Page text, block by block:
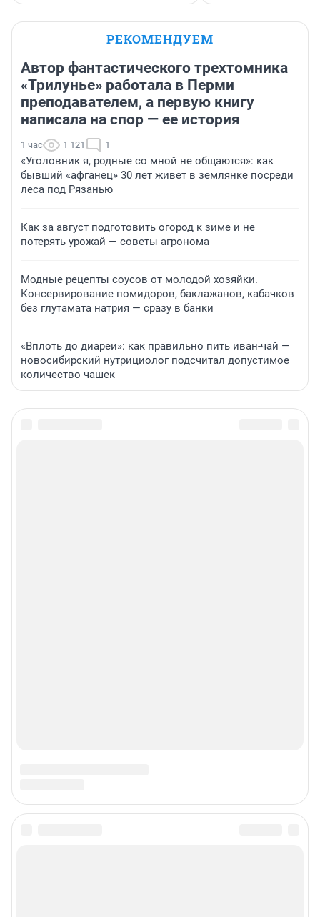
РЕКОМЕНДУЕМ
Автор фантастического трехтомника
«Трилунье» работала в Перми
преподавателем, а первую книгу
написала на спор — ее история
1 час 1 121 1
«Уголовник я, родные со мной не общаются»: как
бывший «афганец» 30 лет живет в землянке посреди
леса под Рязанью
Как за август подготовить огород к зиме и не
потерять урожай — советы агронома
Модные рецепты соусов от молодой хозяйки.
Консервирование помидоров, баклажанов, кабачков
без глутамата натрия — сразу в банки
«Вплоть до диареи»: как правильно пить иван-чай —
новосибирский нутрициолог подсчитал допустимое
количество чашек